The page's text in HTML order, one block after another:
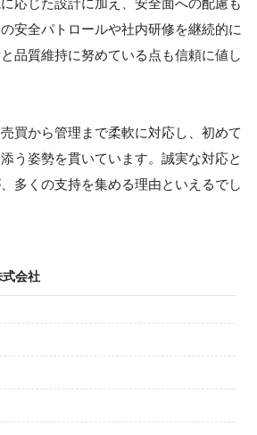
応じた設計に加え、安全面への配慮も
安全パトロールや社内研修を継続的に
品質維持に努めている点も信頼に値し
買から管理まで柔軟に対応し、初めて
う姿勢を貫いています。誠実な対応と
多くの支持を集める理由といえるでし
式会社